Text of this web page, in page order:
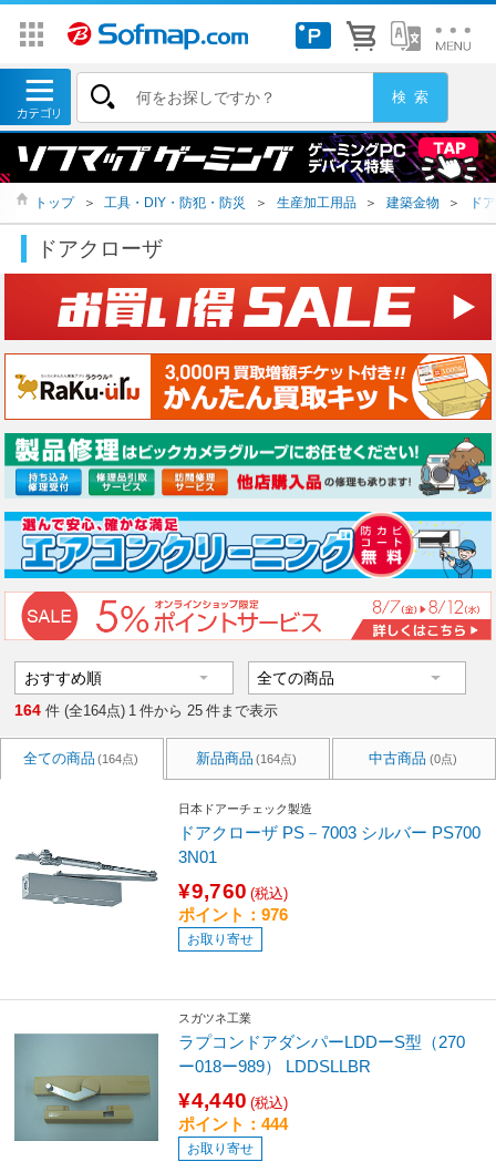
トップ ＞ 工具・DIY・防犯・防災 ＞ 生産加工用品 ＞ 建築金物 ＞ ド
ドアクローザ
164 件 (全164点) 1 件から 25 件まで表示
全ての商品 (164点) 新品商品 (164点) 中古商品 (0点)
日本ドアーチェック製造
ドアクローザ PS－7003 シルバー PS700
3N01
¥9,760 (税込)
ポイント：976
お取り寄せ
スガツネ工業
ラプコンドアダンパーLDDーS型（270
ー018ー989） LDDSLLBR
¥4,440 (税込)
ポイント：444
お取り寄せ